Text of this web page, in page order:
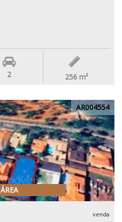
2 256 m²
AR004554
ÁREA
venda